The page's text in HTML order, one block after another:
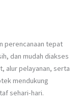
perencanaan tepat
dan mudah diakses
alur pelayanan, serta
mendukung
sehari-hari.